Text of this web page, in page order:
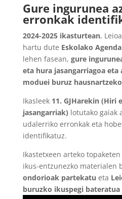
Gure ingurunea
erronkak
2024-2025 ikasturtean,
hartu dute Eskolako
lehen fasean, gure
eta hura jasangarriagoa
moduei buruz hausnartzeko
Ikasleek 11. GJHarekin (Hiri
jasangarriak) lotutako gaiak
udalerriko erronkak eta
identifikatuz.
Ikastetxeen arteko
ikus-entzunezko materialen
ondorioak partekatu eta
buruzko ikuspegi bateratua